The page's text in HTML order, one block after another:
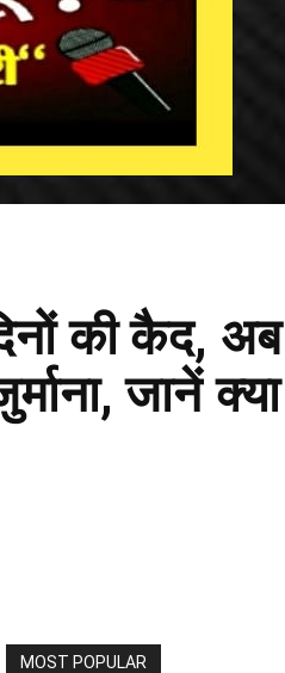
की कैद, अब
जानें क्या
MOST POPULAR